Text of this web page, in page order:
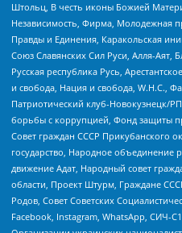
Штольц, В честь иконы Божией
Независимость, Фирма, Молодежная
Правды и Единения, Каракольская
Союз Славянских Сил Руси, Алля-Аят,
Русская республика Русь,
и свобода, Нация и свобода, W.H.С.,
Патриотический клуб-Новокузнецк/
борьбы с коррупцией, Фонд защиты
Совет граждан СССР Прикубанского
государство, Народное объединение
движение Адат, Народный совет
области, Проект Штурм, Граждане
Родов, Совет Советских
Facebook, Instagram, WhatsApp, СИЧ-